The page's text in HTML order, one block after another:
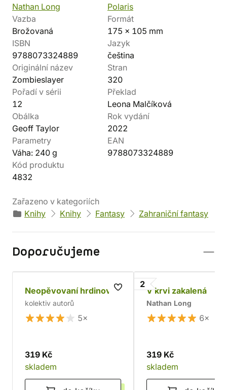
Nathan Long
Polaris
Vazba
Brožovaná
Formát
175 x 105 mm
ISBN
9788073324889
Jazyk
čeština
Originální název
Zombieslayer
Stran
320
Pořadí v sérii
12
Překlad
Leona Malčíková
Obálka
Geoff Taylor
Rok vydání
2022
Parametry
Váha: 240 g
EAN
9788073324889
Kód produktu
4832
Zařazeno v kategoriích
Knihy
Knihy Fantasy Zahraniční fantasy
Doporučujeme
Neopěvovaní hrdinové
kolektiv autorů
5×
319 Kč
skladem
2
V krvi zakalená
Nathan Long
6×
319 Kč
skladem